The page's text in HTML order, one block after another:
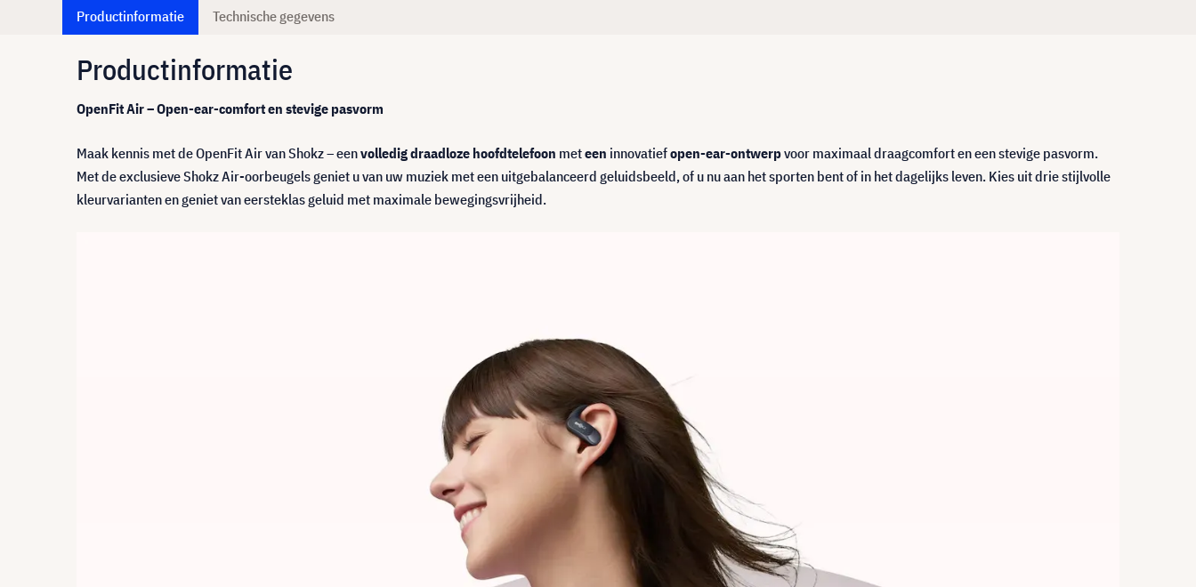
Productinformatie Technische gegevens
Productinformatie
OpenFit Air – Open-ear-comfort en stevige pasvorm
Maak kennis met de OpenFit Air van Shokz – eenvolledig draadloze hoofdtelefoon meteen innovatiefopen-ear-ontwerpvoor maximaal draagcomfort en een stevige pasvorm.
Met de exclusieve Shokz Air-oorbeugels geniet u van uw muziek met een uitgebalanceerd geluidsbeeld, of u nu aan het sporten bent of in het dagelijks leven. Kies uit drie stijlvolle
kleurvarianten en geniet van eersteklas geluid met maximale bewegingsvrijheid.